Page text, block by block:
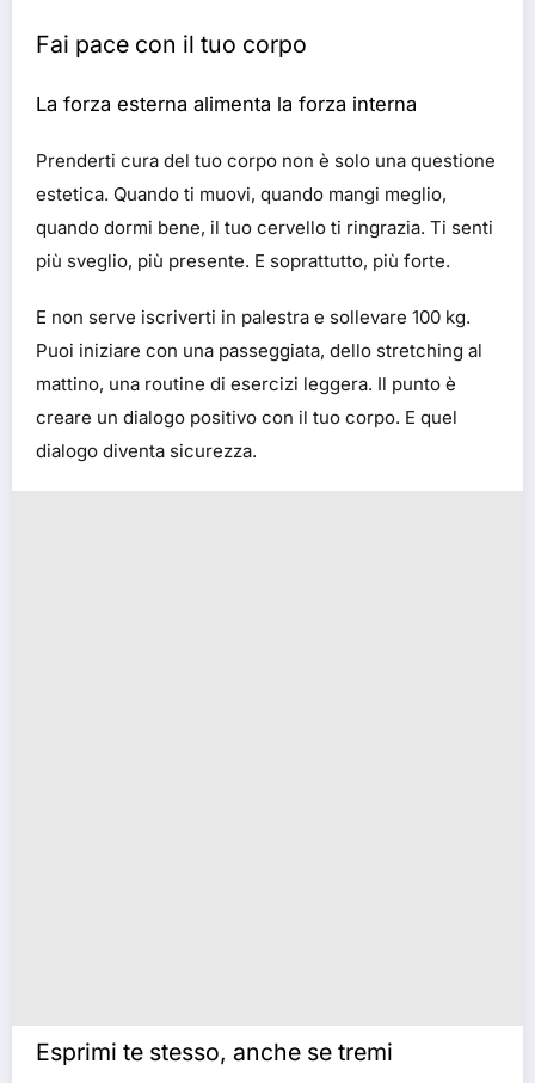
Fai pace con il tuo corpo
La forza esterna alimenta la forza interna
Prenderti cura del tuo corpo non è solo una questione
estetica. Quando ti muovi, quando mangi meglio,
quando dormi bene, il tuo cervello ti ringrazia. Ti senti
più sveglio, più presente. E soprattutto, più forte.
E non serve iscriverti in palestra e sollevare 100 kg.
Puoi iniziare con una passeggiata, dello stretching al
mattino, una routine di esercizi leggera. Il punto è
creare un dialogo positivo con il tuo corpo. E quel
dialogo diventa sicurezza.
Esprimi te stesso, anche se tremi